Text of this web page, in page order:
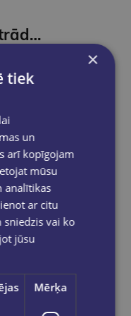
Zīmulis, pārstrādāts no papīra, Bee
×
tiek
un
arī kopīgojam
mūsu
analītikas
ar citu
vai ko
jūsu
Mērķa